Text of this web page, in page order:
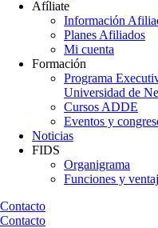
Afíliate
Información
Planes Afiliados
Mi cuenta
Formación
Programa
Universidad de
Cursos ADDE
Eventos y
Noticias
FIDS
Organigrama
Funciones y
Contacto
Contacto